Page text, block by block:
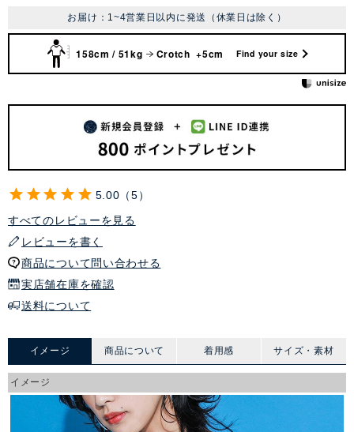
お届け：1~4営業日以内に発送（休業日は除く）
158cm / 51kg Crotch +5cm Find your size
5.00
5
すべてのレビューを見る
レビューを書く
商品について問い合わせる
実店舗在庫を確認
送料について
イメージ 商品について 着用感 サイズ・素材
イメージ